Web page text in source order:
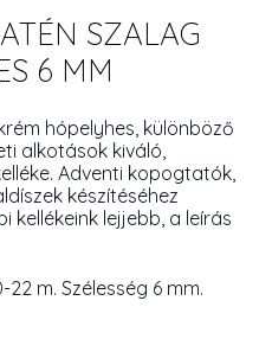
SZALAG
6 MM
hópelyhes, különböző
alkotások kiváló,
Adventi kopogtatók,
készítéséhez
kellékeink lejjebb, a leírás
m. Szélesség 6 mm.